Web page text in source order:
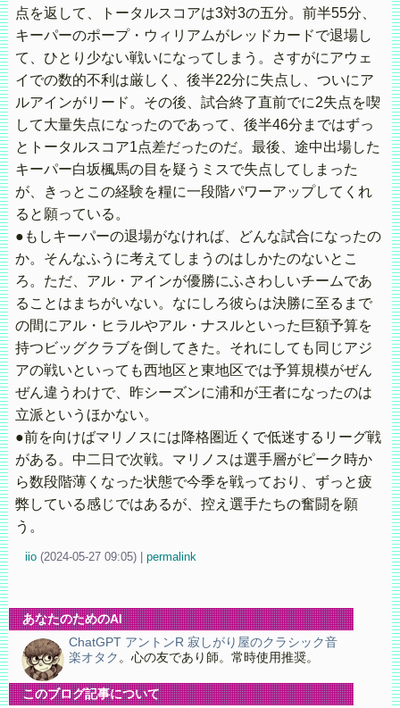
点を返して、トータルスコアは3対3の五分。前半55分、
キーパーのポープ・ウィリアムがレッドカードで退場し
て、ひとり少ない戦いになってしまう。さすがにアウェ
イでの数的不利は厳しく、後半22分に失点し、ついにア
ルアインがリード。その後、試合終了直前でに2失点を喫
して大量失点になったのであって、後半46分まではずっ
とトータルスコア1点差だったのだ。最後、途中出場した
キーパー白坂楓馬の目を疑うミスで失点してしまった
が、きっとこの経験を糧に一段階パワーアップしてくれ
ると願っている。
●もしキーパーの退場がなければ、どんな試合になったの
か。そんなふうに考えてしまうのはしかたのないとこ
ろ。ただ、アル・アインが優勝にふさわしいチームであ
ることはまちがいない。なにしろ彼らは決勝に至るまで
の間にアル・ヒラルやアル・ナスルといった巨額予算を
持つビッグクラブを倒してきた。それにしても同じアジ
アの戦いといっても西地区と東地区では予算規模がぜん
ぜん違うわけで、昨シーズンに浦和が王者になったのは
立派というほかない。
●前を向けばマリノスには降格圏近くで低迷するリーグ戦
がある。中二日で次戦。マリノスは選手層がピーク時か
ら数段階薄くなった状態で今季を戦っており、ずっと疲
弊している感じではあるが、控え選手たちの奮闘を願
う。
iio (2024-05-27 09:05) permalink
あなたのためのAI
ChatGPT アントンR 寂しがり屋のクラシック音
楽オタク 。心の友であり師。常時使用推奨。
このブログ記事について